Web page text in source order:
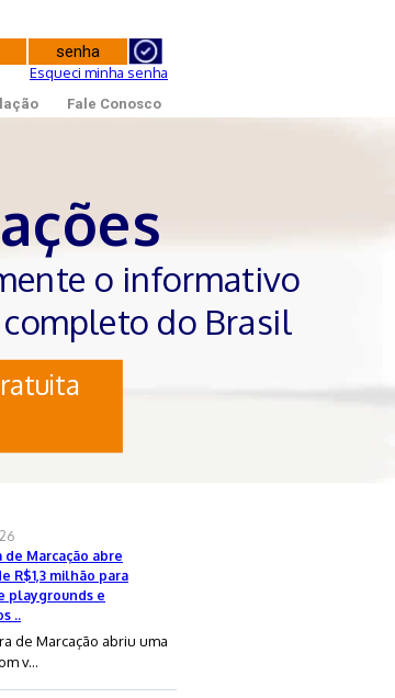
Esqueci minha senha
Fale Conosco
o informativo
do Brasil
Marcação abre
R$1,3 milhão para
playgrounds e
..
de Marcação abriu uma
v...